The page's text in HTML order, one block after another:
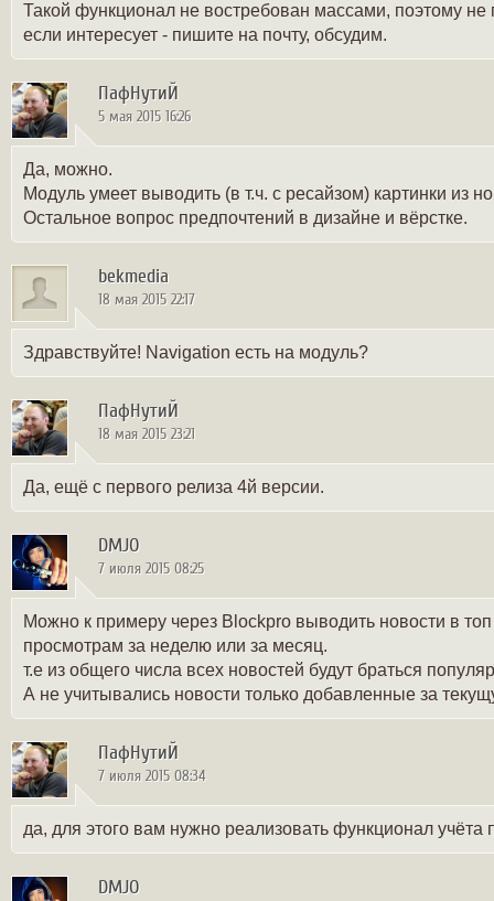
Такой функционал не востребован массами, поэтому
если интересует - пишите на почту, обсудим.
ПафНутиЙ
5 мая 2015 16:26
Да, можно.
Модуль умеет выводить (в т.ч. с ресайзом) картинки из
Остальное вопрос предпочтений в дизайне и вёрстке.
bekmedia
18 мая 2015 22:17
Здравствуйте! Navigation есть на модуль?
ПафНутиЙ
18 мая 2015 23:21
Да, ещё с первого релиза 4й версии.
DMJO
7 июля 2015 08:25
Можно к примеру через Blockpro выводить новости в
просмотрам за неделю или за месяц.
т.е из общего числа всех новостей будут браться
А не учитывались новости только добавленные за
ПафНутиЙ
7 июля 2015 08:34
да, для этого вам нужно реализовать функционал
DMJO